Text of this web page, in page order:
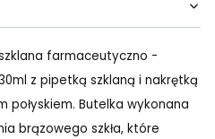
farmaceutyczno -
z pipetką szklaną i nakrętką
połyskiem. Butelka wykonana
brązowego szkła, które